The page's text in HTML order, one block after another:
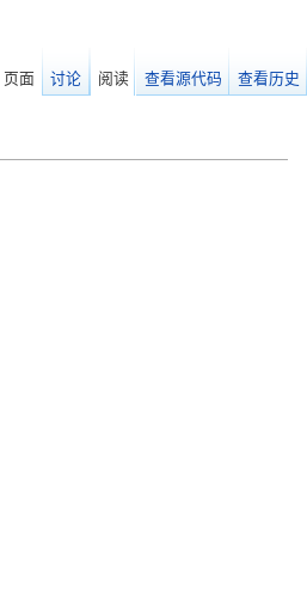
页面 讨论 阅读 查看源代码 查看历史